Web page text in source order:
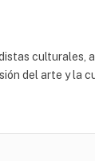
culturales,
del arte y la